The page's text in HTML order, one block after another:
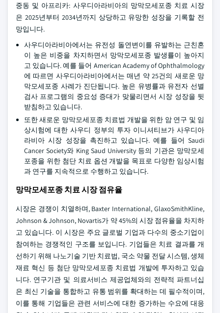
중동 및 아프리카: 사우디아라비아의 망막모세포종 치료 시장
은 2025년부터 2034년까지 상당하고 유망한 성장을 기록할 전
망입니다.
사우디아라비아에서는 유전성 돌연변이를 유발하는 근친혼
이 높은 비중을 차지하면서 망막모세포종 발생률이 높아지
고 있습니다. 예를 들어 American Academy of Ophthalmology
에 따르면 사우디아라비아에서는 매년 약 25건의 새로운 망
막모세포종 사례가 진단됩니다. 높은 유병률과 유전자 선별
검사 프로그램의 중요성 증대가 맞물리면서 시장 성장을 뒷
받침하고 있습니다.
또한 새로운 망막모세포종 치료법 개발을 위한 암 연구 및 임
상시험에 대한 사우디 정부의 투자 이니셔티브가 사우디아
라비아 시장 성장을 촉진하고 있습니다. 예를 들어 Saudi
Cancer Society와 King Saud University 등의 기관은 망막모세
포종을 위한 첨단 치료 옵션 개발을 목표로 다양한 임상시험
과 연구를 지속적으로 수행하고 있습니다.
망막모세포종 치료 시장 점유율
시장은 경쟁이 치열하며, Baxter International, GlaxoSmithKline,
Johnson & Johnson, Novartis가 약 45%의 시장 점유율을 차지하
고 있습니다. 이 시장은 주요 글로벌 기업과 다수의 중소기업이
참여하는 경쟁적인 구조를 보입니다. 기업들은 치료 결과를 개
선하기 위해 나노기술 기반 치료법, 국소 약물 전달 시스템, 생체
재료 혁신 등 첨단 망막모세포종 치료법 개발에 투자하고 있습
니다. 연구기관 및 의료서비스 제공업체와의 전략적 파트너십
은 최신 기술을 통합하고 유통 범위를 확대하는 데 필수적이며,
이를 통해 기업들은 관련 서비스에 대한 증가하는 수요에 대응